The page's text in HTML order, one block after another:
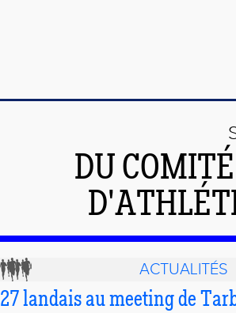
DU
ACTUALITÉS
27 landais au meeting de